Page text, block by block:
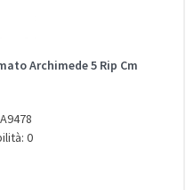
Archimede 5 Rip Cm
0